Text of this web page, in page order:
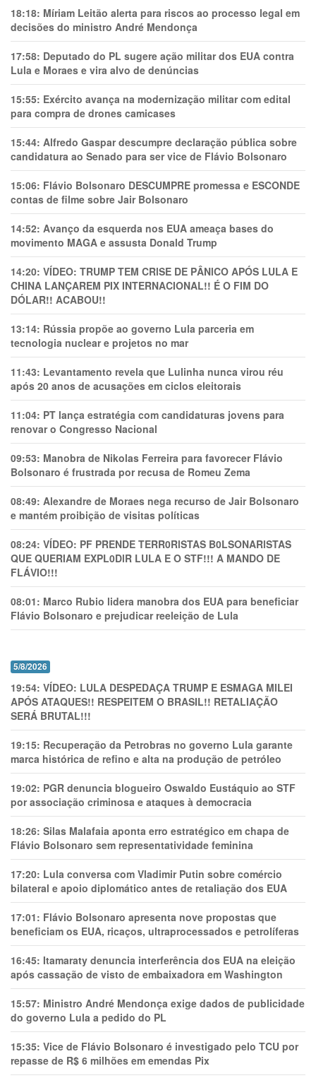
18:18: Míriam Leitão alerta para riscos ao processo legal em
decisões do ministro André Mendonça
17:58: Deputado do PL sugere ação militar dos EUA contra
Lula e Moraes e vira alvo de denúncias
15:55: Exército avança na modernização militar com edital
para compra de drones camicases
15:44: Alfredo Gaspar descumpre declaração pública sobre
candidatura ao Senado para ser vice de Flávio Bolsonaro
15:06: Flávio Bolsonaro DESCUMPRE promessa e ESCONDE
contas de filme sobre Jair Bolsonaro
14:52: Avanço da esquerda nos EUA ameaça bases do
movimento MAGA e assusta Donald Trump
14:20: VÍDEO: TRUMP TEM CRlSE DE PÂNlCO APÓS LULA E
CHINA LANÇAREM PIX INTERNACIONAL!! É O FIM DO
DÓLAR!! ACABOU!!
13:14: Rússia propõe ao governo Lula parceria em
tecnologia nuclear e projetos no mar
11:43: Levantamento revela que Lulinha nunca virou réu
após 20 anos de acusações em ciclos eleitorais
11:04: PT lança estratégia com candidaturas jovens para
renovar o Congresso Nacional
09:53: Manobra de Nikolas Ferreira para favorecer Flávio
Bolsonaro é frustrada por recusa de Romeu Zema
08:49: Alexandre de Moraes nega recurso de Jair Bolsonaro
e mantém proibição de visitas políticas
08:24: VÍDEO: PF PRENDE TERR0RlSTAS B0LSONARlSTAS
QUE QUERIAM EXPL0DlR LULA E O STF!!! A MANDO DE
FLÁVIO!!!
08:01: Marco Rubio lidera manobra dos EUA para beneficiar
Flávio Bolsonaro e prejudicar reeleição de Lula
5/8/2026
19:54: VÍDEO: LULA DESPEDAÇA TRUMP E ESMAGA MILEI
APÓS ATAQUES!! RESPEITEM O BRASIL!! RETALIAÇÃO
SERÁ BRUTAL!!!
19:15: Recuperação da Petrobras no governo Lula garante
marca histórica de refino e alta na produção de petróleo
19:02: PGR denuncia blogueiro Oswaldo Eustáquio ao STF
por associação criminosa e ataques à democracia
18:26: Silas Malafaia aponta erro estratégico em chapa de
Flávio Bolsonaro sem representatividade feminina
17:20: Lula conversa com Vladimir Putin sobre comércio
bilateral e apoio diplomático antes de retaliação dos EUA
17:01: Flávio Bolsonaro apresenta nove propostas que
beneficiam os EUA, ricaços, ultraprocessados e petrolíferas
16:45: Itamaraty denuncia interferência dos EUA na eleição
após cassação de visto de embaixadora em Washington
15:57: Ministro André Mendonça exige dados de publicidade
do governo Lula a pedido do PL
15:35: Vice de Flávio Bolsonaro é investigado pelo TCU por
repasse de R$ 6 milhões em emendas Pix